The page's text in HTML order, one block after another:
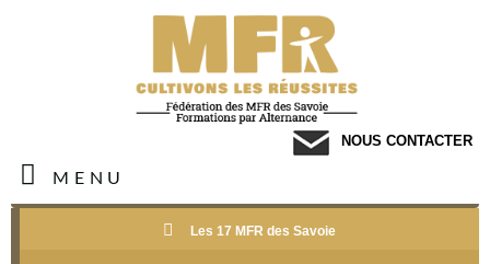
NOUS CONTACTER
MENU
Les 17 MFR des Savoie